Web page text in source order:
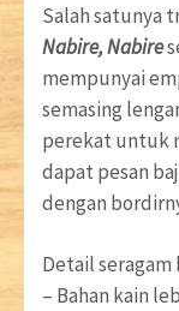
Salah satunya
Nabire, Nabire
mempunyai
semasing
perekat untuk
dapat pesan
dengan
Detail seragam
– Bahan kain